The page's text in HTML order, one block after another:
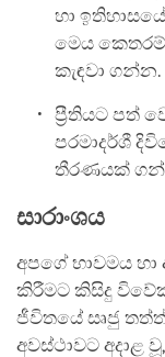
හා
මෙය
කැඳවා ගන්න.
ප්‍රීතියට පත්
පරමාදර්ශී
තීරණයක්
සාරාංශය
අපගේ භාවමය
කිරීමට කිසිදු
ජීවිතයේ සෘජු
අවස්ථාවට අදාළ